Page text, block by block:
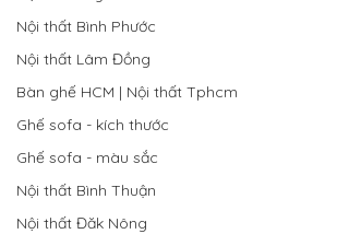
Nội thất Bình Phước
Nội thất Lâm Đồng
Bàn ghế HCM | Nội thất Tphcm
Ghế sofa - kích thước
Ghế sofa - màu sắc
Nội thất Bình Thuận
Nội thất Đăk Nông